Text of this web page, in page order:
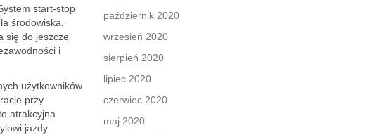
start-stop
środowiska.
się do jeszcze
i
użytkowników
przy
atrakcyjna
jazdy.
październik 2020
wrzesień 2020
sierpień 2020
lipiec 2020
czerwiec 2020
maj 2020